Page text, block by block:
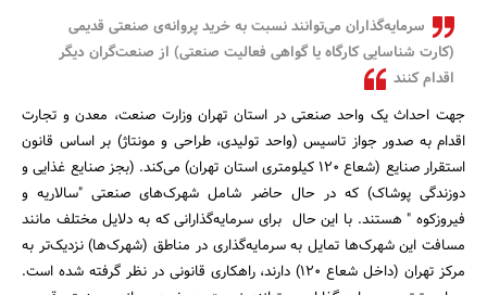
سرمایه‌گذاران می‌توانند نسبت به خرید پروانه‌ی صنعتی قدیمی
(کارت شناسایی کارگاه یا گواهی فعالیت صنعتی) از صنعت‌گران دیگر
اقدام کنند
جهت احداث یک واحد صنعتی در استان تهران وزارت صنعت، معدن و تجارت
اقدام به صدور جواز تاسیس (واحد تولیدی، طراحی و مونتاژ) بر اساس قانون
استقرار صنایع (شعاع 120 کیلومتری استان تهران) می‌کند. (بجز صنایع غذایی و
دوزندگی پوشاک) که در حال حاضر شامل شهرک‌های صنعتی "سالاریه و
فیروزکوه " هستند. با این حال برای سرمایه‌گذارانی که به دلایل مختلف مانند
مسافت این شهرک‌ها تمایل به سرمایه‌گذاری در مناطق (شهرک‌ها) نزدیک‌تر به
مرکز تهران (داخل شعاع 120) دارند، راهکاری قانونی در نظر گرفته شده است.